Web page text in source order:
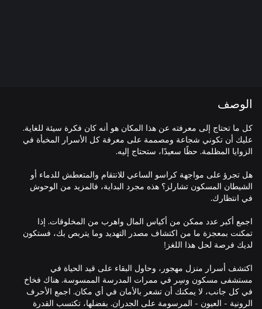
الوصف
كل ما تحتاج إلى معرفته عن هذا المكان هو أنه كان فكرة سيئة للغاية.
عليك أن تكوني شجاعة ومصممة على معرفة كل الأسرار المخبأة في
هل تجرؤ على مواجهة كراسو الساعي للانتقام والمتعطش للدماء أو
الشيطان المسكون تشارلز؟ هذه مجرد البداية، فالمزيد من الوحوش
اجمع أكبر عدد ممكن من أكياس المال واهرب من المخلوقات. إذا
تمكنت بمعجزة ما من اكتشاف مصدر التهديد وما يتربص بك، فستكون
اكتشف أسرار منزل مهجور، وحاول البقاء على قيد الحياة في
مستشفى مسكون وسِر في ممرات المدرسة الممسوسة. هناك فخاخ
في كل جانب، لا يمكنك أن تشعر بالأمان في أي مكان. اجمع الأحرف
الرونية - العيون - المرسومة على الجدران. بفضلها، تكتسب القدرة